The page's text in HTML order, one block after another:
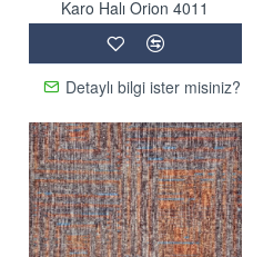
Karo Halı Orion 4011
Detaylı bilgi ister misiniz?